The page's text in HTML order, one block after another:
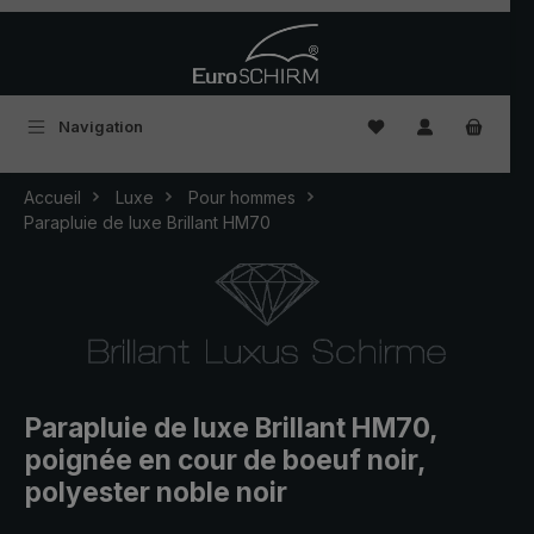
Navigation Vous avez 0
Accueil Luxe
Pour hommes
Parapluie de luxe Brillant HM70
Parapluie de luxe Brillant HM70,
poignée en cour de boeuf noir,
polyester noble noir